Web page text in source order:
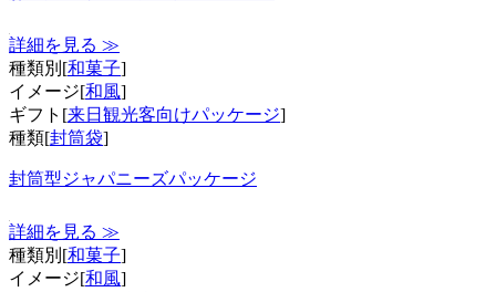
詳細を見る ≫
種類別[和菓子]
イメージ[和風]
ギフト[来日観光客向けパッケージ]
種類[封筒袋]
封筒型ジャパニーズパッケージ
詳細を見る ≫
種類別[和菓子]
イメージ[和風]